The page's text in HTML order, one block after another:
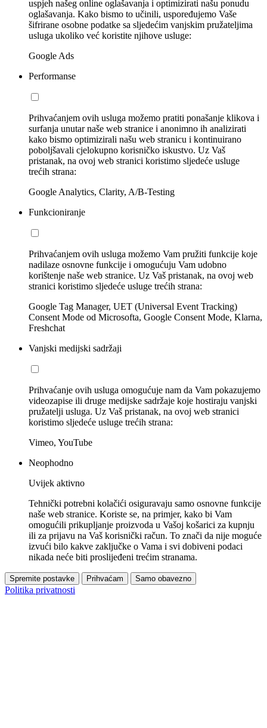
uspjeh našeg online oglašavanja i optimizirati našu ponudu
oglašavanja. Kako bismo to učinili, uspoređujemo Vaše
šifrirane osobne podatke sa sljedećim vanjskim pružateljima
usluga ukoliko već koristite njihove usluge:
Google Ads
Performanse
Prihvaćanjem ovih usluga možemo pratiti ponašanje klikova i
surfanja unutar naše web stranice i anonimno ih analizirati
kako bismo optimizirali našu web stranicu i kontinuirano
poboljšavali cjelokupno korisničko iskustvo. Uz Vaš
pristanak, na ovoj web stranici koristimo sljedeće usluge
trećih strana:
Google Analytics, Clarity, A/B-Testing
Funkcioniranje
Prihvaćanjem ovih usluga možemo Vam pružiti funkcije koje
nadilaze osnovne funkcije i omogućuju Vam udobno
korištenje naše web stranice. Uz Vaš pristanak, na ovoj web
stranici koristimo sljedeće usluge trećih strana:
Google Tag Manager, UET (Universal Event Tracking)
Consent Mode od Microsofta, Google Consent Mode, Klarna,
Freshchat
Vanjski medijski sadržaji
Prihvaćanje ovih usluga omogućuje nam da Vam pokazujemo
videozapise ili druge medijske sadržaje koje hostiraju vanjski
pružatelji usluga. Uz Vaš pristanak, na ovoj web stranici
koristimo sljedeće usluge trećih strana:
Vimeo, YouTube
Neophodno
Uvijek aktivno
Tehnički potrebni kolačići osiguravaju samo osnovne funkcije
naše web stranice. Koriste se, na primjer, kako bi Vam
omogućili prikupljanje proizvoda u Vašoj košarici za kupnju
ili za prijavu na Vaš korisnički račun. To znači da nije moguće
izvući bilo kakve zaključke o Vama i svi dobiveni podaci
nikada neće biti proslijeđeni trećim stranama.
Spremite postavke Prihvaćam Samo obavezno
Politika privatnosti